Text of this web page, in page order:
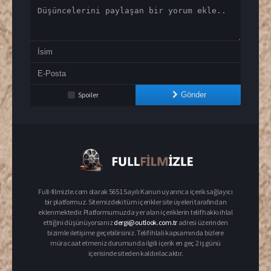
Spoiler Gönder
Full-filmizle.com olarak 5651 Sayılı Kanun uyarınca içerik sağlayıcı
bir platformuz. Sitemizdeki tüm içerikler site üyeleri tarafından
eklenmektedir. Platformumuzda yer alan içeriklerin telif hakkı ihlal
ettiğini düşünüyorsanızdergi@outlook.com.tr adresi üzerinden
bizimle iletişime geçebilirsiniz. Telif ihlali kapsamında bizlere
müracaat etmeniz durumunda ilgili içerik en geç 2 iş günü
içerisinde siteden kaldırılacaktır.